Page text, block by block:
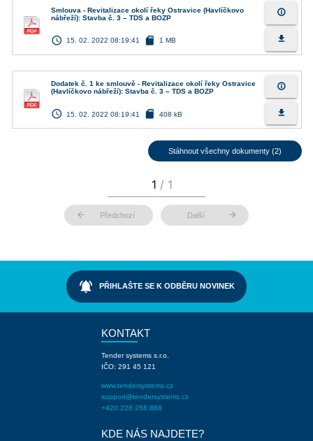
Smlouva - Revitalizace okolí řeky Ostravice (Havlíčkovo
nábřeží): Stavba č. 3 – TDS a BOZP
access_time 15. 02. 2022 08:19:41 sd_card 1 MB
info_outline
file_download
Dodatek č. 1 ke smlouvě - Revitalizace okolí řeky Ostravice
(Havlíčkovo nábřeží): Stavba č. 3 – TDS a BOZP
access_time 15. 02. 2022 08:19:41 sd_card 408 kB
info_outline
file_download
Stáhnout všechny dokumenty (2)
arrow_back Předchozí Další arrow_forward
notifications_active PŘIHLAŠTE SE K ODBĚRU NOVINEK
KONTAKT
Tender systems s.r.o.
IČO: 291 45 121
www.tendersystems.cz
support@tendersystems.cz
+420 226 258 888
KDE NÁS NAJDETE?